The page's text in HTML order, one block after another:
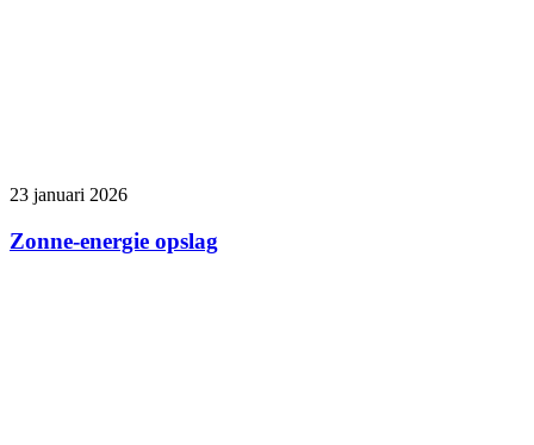
23 januari 2026
Zonne-energie opslag